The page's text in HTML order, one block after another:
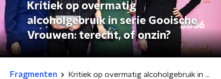
Kritiek op overmatig
alcoholgebruik in serie Gooische
Vrouwen: terecht, of onzin?
Fragmenten Kritiek op overmatig alcoholgebruik in serie Gooische Vrouwen: terecht, of onzin?